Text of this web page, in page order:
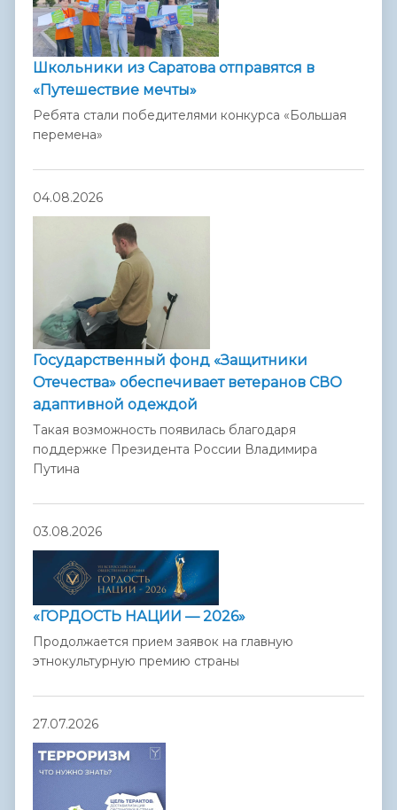
Школьники из Саратова отправятся в
«Путешествие мечты»
Ребята стали победителями конкурса «Большая
перемена»
04.08.2026
Государственный фонд «Защитники
Отечества» обеспечивает ветеранов СВО
адаптивной одеждой
Такая возможность появилась благодаря
поддержке Президента России Владимира
Путина
03.08.2026
«ГОРДОСТЬ НАЦИИ — 2026»
Продолжается прием заявок на главную
этнокультурную премию страны
27.07.2026